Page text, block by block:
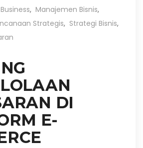
Business, Manajemen Bisnis,
Strategis, Strategi Bisnis,
DI
E-